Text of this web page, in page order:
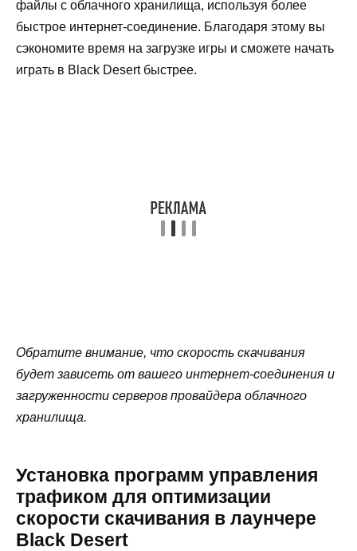
файлы с облачного хранилища, используя более
быстрое интернет-соединение. Благодаря этому вы
сэкономите время на загрузке игры и сможете начать
играть в Black Desert быстрее.
Обратите внимание, что скорость скачивания
будет зависеть от вашего интернет-соединения и
загруженности серверов провайдера облачного
хранилища.
Установка программ управления
трафиком для оптимизации
скорости скачивания в лаунчере
Black Desert